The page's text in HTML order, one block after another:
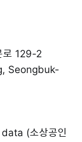
로 129-2
Seongbuk-
(소상공인